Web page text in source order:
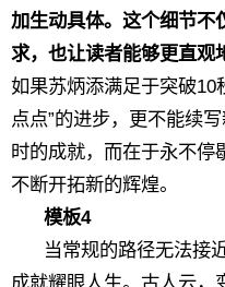
加生动具体。这个细节不
求，也让读者能够更直观
如果苏炳添满足于突破10
点点”的进步，更不能续
时的成就，而在于永不停
不断开拓新的辉煌。
模板4
当常规的路径无法接
成就耀眼人生。古人云，